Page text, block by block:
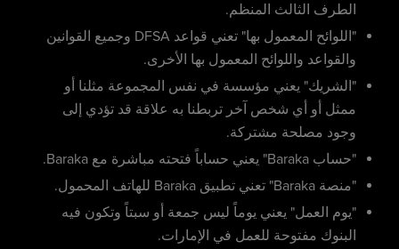
الطرف الثالث المنظم.
"اللوائح المعمول بها" تعني قواعد DFSA وجميع القوانين
والقواعد واللوائح المعمول بها الأخرى.
"الشريك" يعني مؤسسة في نفس المجموعة مثلنا أو
ممثل أو أي شخص آخر تربطنا به علاقة قد تؤدي إلى
وجود مصلحة مشتركة.
"حساب Baraka" يعني حساباً فتحته مباشرة مع Baraka.
"منصة Baraka" تعني تطبيق Baraka للهاتف المحمول.
"يوم العمل" يعني يوماً ليس جمعة أو سبتاً وتكون فيه
البنوك مفتوحة للعمل في الإمارات.